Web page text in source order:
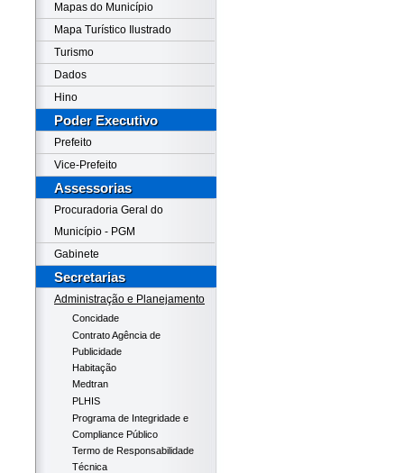
Mapas do Município
Mapa Turístico Ilustrado
Turismo
Dados
Hino
Poder Executivo
Prefeito
Vice-Prefeito
Assessorias
Procuradoria Geral do
Município - PGM
Gabinete
Secretarias
Administração e Planejamento
Concidade
Contrato Agência de
Publicidade
Habitação
Medtran
PLHIS
Programa de Integridade e
Compliance Público
Termo de Responsabilidade
Técnica